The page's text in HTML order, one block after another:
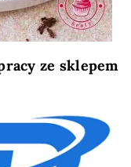
ze sklepem